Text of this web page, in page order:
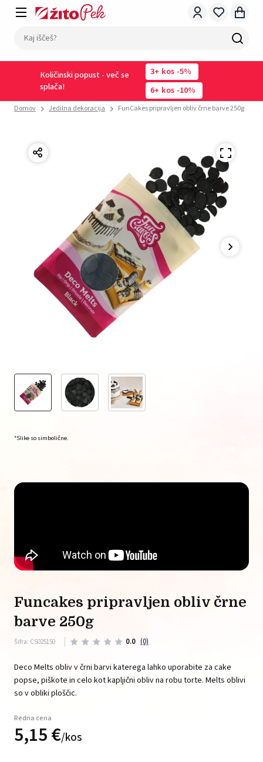
Količinski popust - več se
splača!
3 kos -5%
6
kos -10%
Domov Jedilna dekoracija FunCakes pripravljen obliv črne barve 250g
*Slike so simbolične.
funcakes pripravljen obliv črne
barve 250g
Šifra: CS025150 0.0 (0)
Deco Melts obliv v črni barvi katerega lahko uporabite za cake
popse, piškote in celo kot kapljični obliv na robu torte. Melts oblivi
so v obliki ploščic.
Redna cena
5,15€/kos